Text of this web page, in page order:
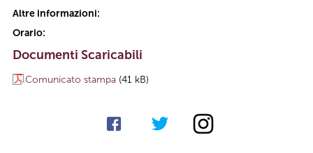
Altre informazioni:
Orario:
Documenti Scaricabili
Comunicato stampa (41 kB)